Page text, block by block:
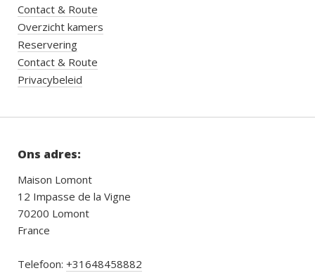
Contact & Route
Overzicht kamers
Reservering
Contact & Route
Privacybeleid
Ons adres:
Maison Lomont
12 Impasse de la Vigne
70200 Lomont
France
Telefoon: +31648458882